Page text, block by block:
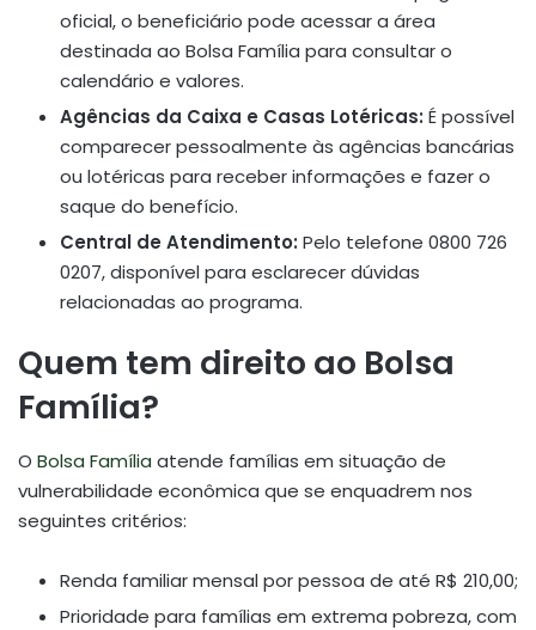
oficial, o beneficiário pode acessar a área
destinada ao Bolsa Família para consultar o
calendário e valores.
Agências da Caixa e Casas Lotéricas: É possível
comparecer pessoalmente às agências bancárias
ou lotéricas para receber informações e fazer o
saque do benefício.
Central de Atendimento: Pelo telefone 0800 726
0207, disponível para esclarecer dúvidas
relacionadas ao programa.
Quem tem direito ao Bolsa
Família?
O Bolsa Família atende famílias em situação de
vulnerabilidade econômica que se enquadrem nos
seguintes critérios:
Renda familiar mensal por pessoa de até R$ 210,00;
Prioridade para famílias em extrema pobreza, com